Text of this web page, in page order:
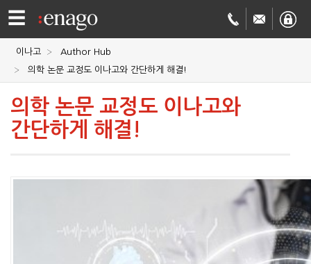
☰
영문
교정
저널
투고
학술
이나고
Author Hub
의학 논문 교정도 이나고와 간단하게 해결!
의학 논문 교정도 이나고와
간단하게 해결!